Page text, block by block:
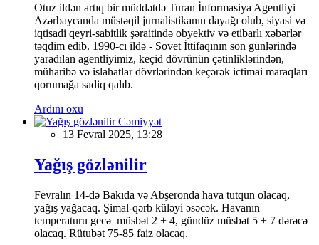
Otuz ildən artıq bir müddətdə Turan İnformasiya Agentliyi
Azərbaycanda müstəqil jurnalistikanın dayağı olub, siyasi və
iqtisadi qeyri-sabitlik şəraitində obyektiv və etibarlı xəbərlər
təqdim edib. 1990-cı ildə - Sovet İttifaqının son günlərində
yaradılan agentliyimiz, keçid dövrünün çətinliklərindən,
müharibə və islahatlar dövrlərindən keçərək ictimai maraqları
qorumağa sadiq qalıb.
Ardını oxu
Cəmiyyət
13 Fevral 2025, 13:28
Yağış gözlənilir
Fevralın 14-də Bakıda və Abşeronda hava tutqun olacaq,
yağış yağacaq. Şimal-qərb küləyi əsəcək. Havanın
temperaturu gecə müsbət 2 + 4, gündüz müsbət 5 + 7 dərəcə
olacaq. Rütubət 75-85 faiz olacaq.